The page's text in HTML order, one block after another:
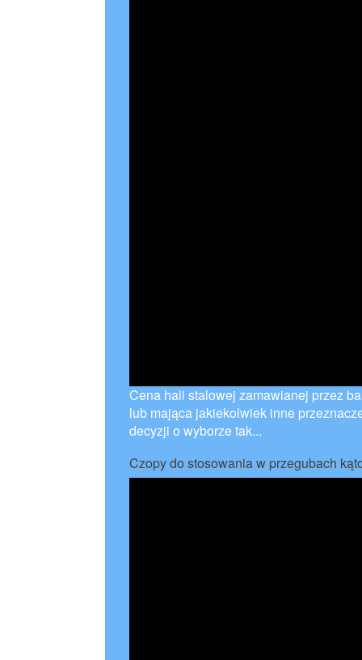
Cena hali stalowej zamawianej przez
lub mająca jakiekolwiek inne
decyzji o wyborze tak...
Czopy do stosowania w przegubach